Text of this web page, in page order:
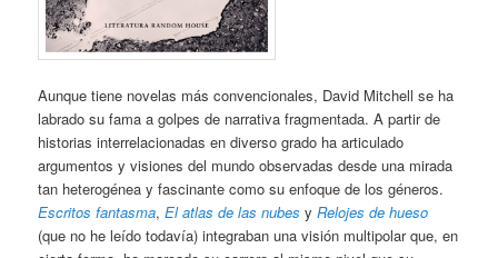
Aunque tiene novelas más convencionales, David Mitchell se ha
labrado su fama a golpes de narrativa fragmentada. A partir de
historias interrelacionadas en diverso grado ha articulado
argumentos y visiones del mundo observadas desde una mirada
tan heterogénea y fascinante como su enfoque de los géneros.
Escritos fantasma,El atlas de las nubes yRelojes de hueso
(que no he leído todavía) integraban una visión multipolar que, en